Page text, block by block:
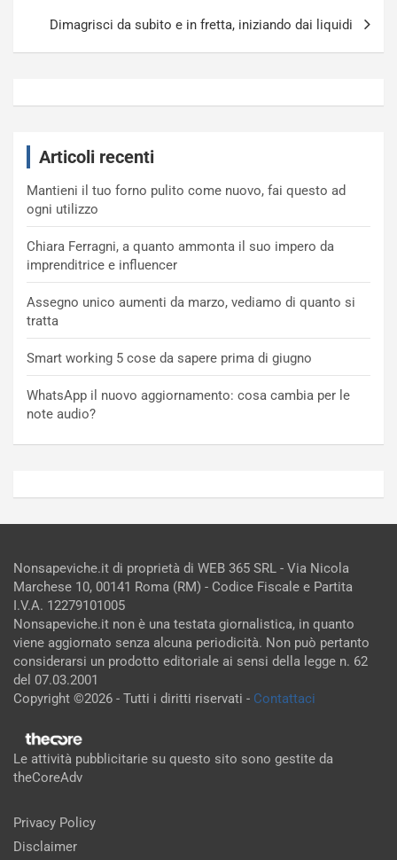
Dimagrisci da subito e in fretta, iniziando dai liquidi
Articoli recenti
Mantieni il tuo forno pulito come nuovo, fai questo ad
ogni utilizzo
Chiara Ferragni, a quanto ammonta il suo impero da
imprenditrice e influencer
Assegno unico aumenti da marzo, vediamo di quanto si
tratta
Smart working 5 cose da sapere prima di giugno
WhatsApp il nuovo aggiornamento: cosa cambia per le
note audio?
Nonsapeviche.it di proprietà di WEB 365 SRL - Via Nicola
Marchese 10, 00141 Roma (RM) - Codice Fiscale e Partita
I.V.A. 12279101005
Nonsapeviche.it non è una testata giornalistica, in quanto
viene aggiornato senza alcuna periodicità. Non può pertanto
considerarsi un prodotto editoriale ai sensi della legge n. 62
del 07.03.2001
Copyright ©2026 - Tutti i diritti riservati - Contattaci
Le attività pubblicitarie su questo sito sono gestite da
theCoreAdv
Privacy Policy
Disclaimer